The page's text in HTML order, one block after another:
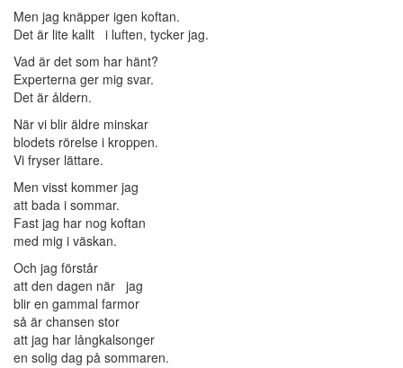
Men jag knäpper igen koftan.
Det är lite kallt i luften, tycker jag.
Vad är det som har hänt?
Experterna ger mig svar.
Det är åldern.
När vi blir äldre minskar
blodets rörelse i kroppen.
Vi fryser lättare.
Men visst kommer jag
att bada i sommar.
Fast jag har nog koftan
med mig i väskan.
Och jag förstår
att den dagen när jag
blir en gammal farmor
så är chansen stor
att jag har långkalsonger
en solig dag på sommaren.